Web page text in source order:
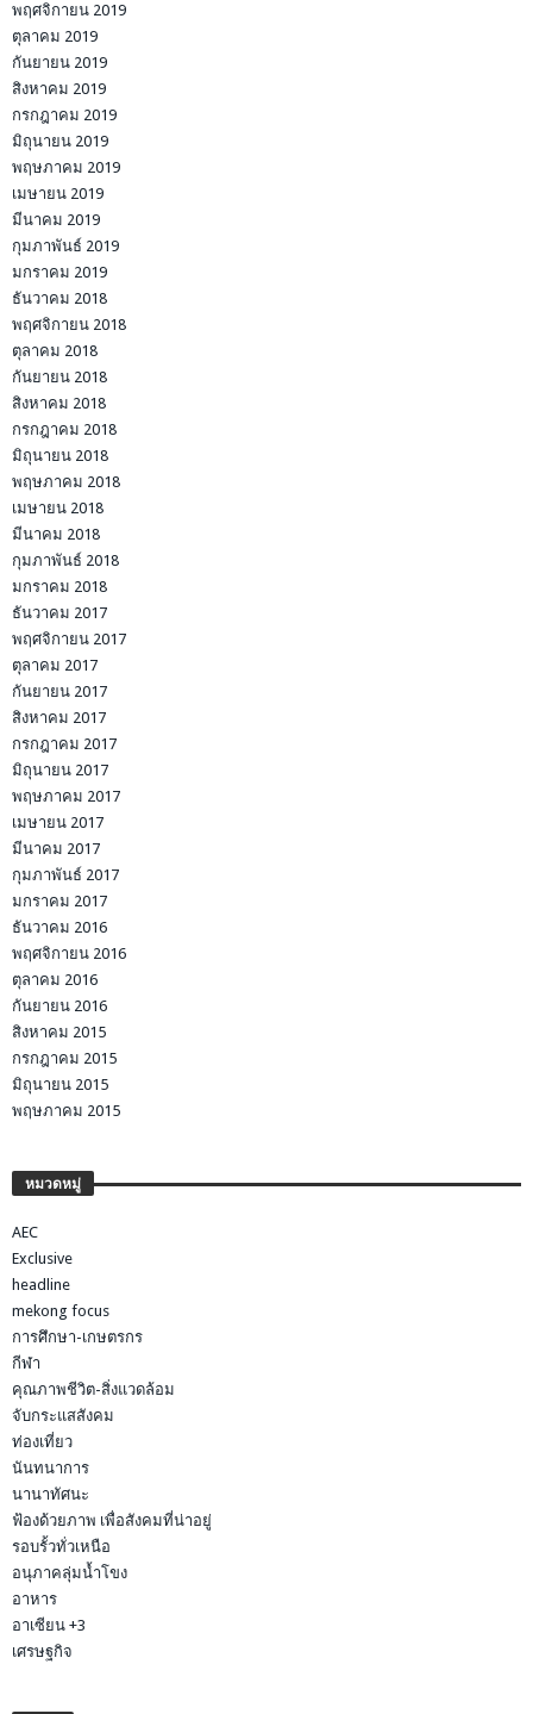
พฤศจิกายน 2019
ตุลาคม 2019
กันยายน 2019
สิงหาคม 2019
กรกฎาคม 2019
มิถุนายน 2019
พฤษภาคม 2019
เมษายน 2019
มีนาคม 2019
กุมภาพันธ์ 2019
มกราคม 2019
ธันวาคม 2018
พฤศจิกายน 2018
ตุลาคม 2018
กันยายน 2018
สิงหาคม 2018
กรกฎาคม 2018
มิถุนายน 2018
พฤษภาคม 2018
เมษายน 2018
มีนาคม 2018
กุมภาพันธ์ 2018
มกราคม 2018
ธันวาคม 2017
พฤศจิกายน 2017
ตุลาคม 2017
กันยายน 2017
สิงหาคม 2017
กรกฎาคม 2017
มิถุนายน 2017
พฤษภาคม 2017
เมษายน 2017
มีนาคม 2017
กุมภาพันธ์ 2017
มกราคม 2017
ธันวาคม 2016
พฤศจิกายน 2016
ตุลาคม 2016
กันยายน 2016
สิงหาคม 2015
กรกฎาคม 2015
มิถุนายน 2015
พฤษภาคม 2015
หมวดหมู่
AEC
Exclusive
headline
mekong focus
การศึกษา-เกษตรกร
กีฬา
คุณภาพชีวิต-สิ่งแวดล้อม
จับกระแสสังคม
ท่องเที่ยว
นันทนาการ
นานาทัศนะ
ฟ้องด้วยภาพ เพื่อสังคมที่น่าอยู่
รอบรั้วทั่วเหนือ
อนุภาคลุ่มน้ำโขง
อาหาร
อาเซียน +3
เศรษฐกิจ